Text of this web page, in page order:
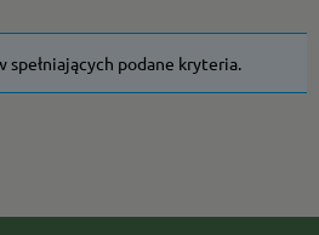
podane kryteria.